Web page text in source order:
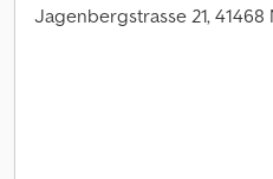
Jagenbergstrasse 21, 41468